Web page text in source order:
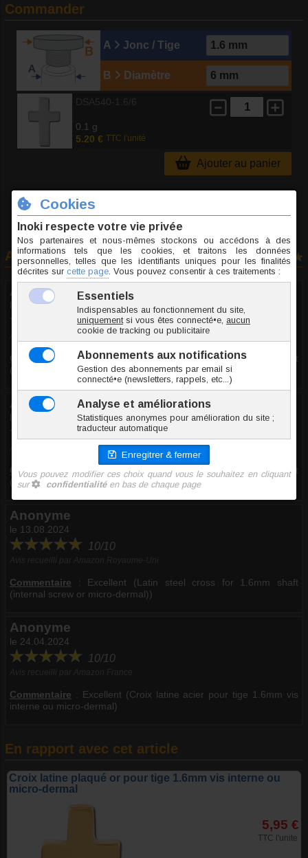
Commander
A Jonc / Tige
B Diamètre
0.1 g
5.20 € TTC l'unité
Ajouter au panier
Avis clients 4 avis
Anonyme
le 01.06.2026
10/10
Avis recueilli par Amazon Royaume-Uni
Commentaire :Excellent (Latin steel cross for 1.6mm shaft
(internal screw or micro-dermal))
Anonyme
le 14.01.2026
10/10
Avis recueilli par Amazon Royaume-Uni
Commentaire :Excellent (Latin steel cross for 1.6mm shaft
(internal screw or micro-dermal))
Anonyme
le 13.08.2024
10/10
Commentaire : Excellent (Latin steel cross for 1.6mm shaft
(internal screw or micro-dermal))
Anonyme
le 24.04.2024
10/10
Commentaire : Excellent (Croix latine acier pour tige 1.6mm vis
interne ou micro-dermal)
En rapport avec cet article
Croix latine plaqué or pour tige 1.6mm vis interne ou
micro-dermal
5,95 €
TTC l'unite